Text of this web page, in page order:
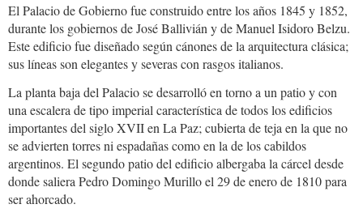
El Palacio de Gobierno fue construido entre los años 1845 y 1852,
durante los gobiernos de José Ballivián y de Manuel Isidoro Belzu.
Este edificio fue diseñado según cánones de la arquitectura clásica;
sus líneas son elegantes y severas con rasgos italianos.
La planta baja del Palacio se desarrolló en torno a un patio y con
una escalera de tipo imperial característica de todos los edificios
importantes del siglo XVII en La Paz; cubierta de teja en la que no
se advierten torres ni espadañas como en la de los cabildos
argentinos. El segundo patio del edificio albergaba la cárcel desde
donde saliera Pedro Domingo Murillo el 29 de enero de 1810 para
ser ahorcado.